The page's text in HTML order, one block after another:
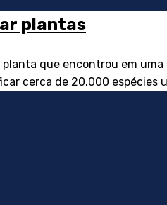
plantas
que encontrou em
cerca de 20.000